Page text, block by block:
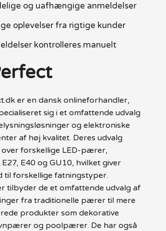
og uafhængige anmeldelser
oplevelser fra rigtige kunder
kontrolleres manuelt
er en dansk onlineforhandler,
sig i et omfattende udvalg
og elektroniske
af høj kvalitet. Deres udvalg
forskellige LED-pærer,
E40 og GU10, hvilket giver
til forskellige fatningstyper.
tilbyder de et omfattende udvalg af
fra traditionelle pærer til mere
produkter som dekorative
og poolpærer. De har også